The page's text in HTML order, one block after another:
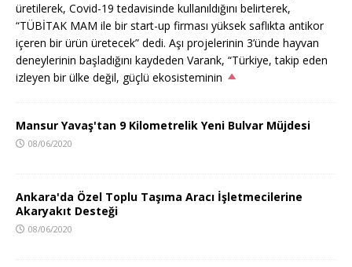
üretilerek, Covid-19 tedavisinde kullanıldığını belirterek,
“TÜBİTAK MAM ile bir start-up firması yüksek saflıkta antikor
içeren bir ürün üretecek” dedi. Aşı projelerinin 3’ünde hayvan
deneylerinin başladığını kaydeden Varank, “Türkiye, takip eden
izleyen bir ülke değil, güçlü ekosisteminin
Mansur Yavaş'tan 9 Kilometrelik Yeni Bulvar Müjdesi
08/06/2020
Ankara'da Özel Toplu Taşıma Aracı İşletmecilerine
Akaryakıt Desteği
08/06/2020